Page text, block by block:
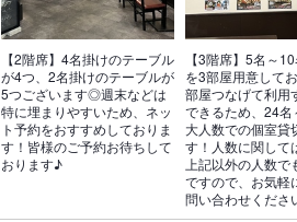
【2階席】4名掛けのテーブル
が4つ、2名掛けのテーブルが
5つございます◎週末などは
特に埋まりやすいため、ネッ
ト予約をおすすめしておりま
す！皆様のご予約お待ちして
おります♪
【3階席】5名～
を3部屋用意して
部屋つなげて利用
できるため、24名
大人数での個室貸
す！人数に関して
上記以外の人数で
ですので、お気軽
問い合わせくださ